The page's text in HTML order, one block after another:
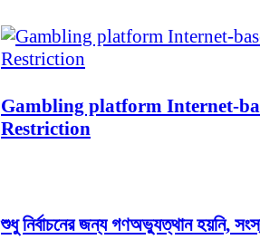
Gambling platform Internet-
Restriction
শুধু নির্বাচনের জন্য গণঅভ্যুত্থান হয়নি,